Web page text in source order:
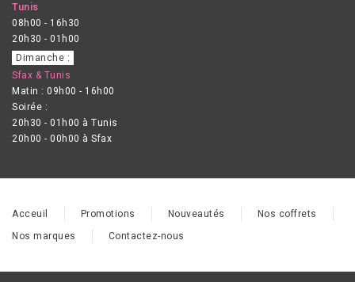
Tunis
08h00 - 16h30
20h30 - 01h00
Dimanche :
Sfax & Tunis
Matin : 09h00 - 16h00
Soirée :
20h30 - 01h00 à Tunis
20h00 - 00h00 à Sfax
Acceuil Promotions Nouveautés
Nos coffrets
Nos marques
Contactez-nous